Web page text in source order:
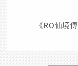
《RO仙境